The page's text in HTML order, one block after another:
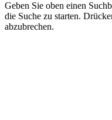
Geben Sie oben einen
die Suche zu starten.
abzubrechen.